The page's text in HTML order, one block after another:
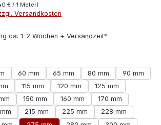
€ / 1 Meter)
Versandkosten
ca. 1-2 Wochen + Versandzeit*
60 mm 65 mm 80 mm
90 mm
115 mm 120 mm
125 mm
150 mm 160 mm
170 mm
215 mm 225 mm
228 mm